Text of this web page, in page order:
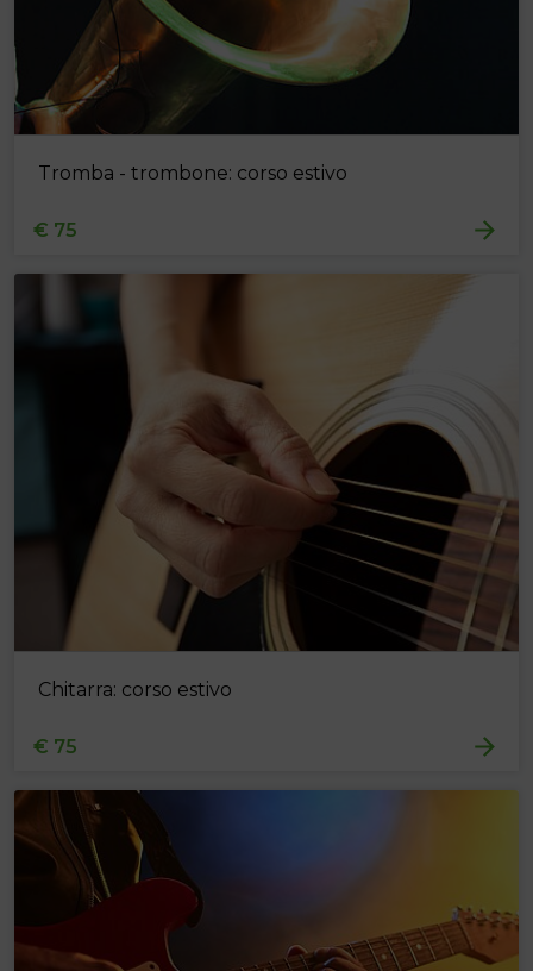
Tromba - trombone: corso estivo
€ 75
Chitarra: corso estivo
€ 75